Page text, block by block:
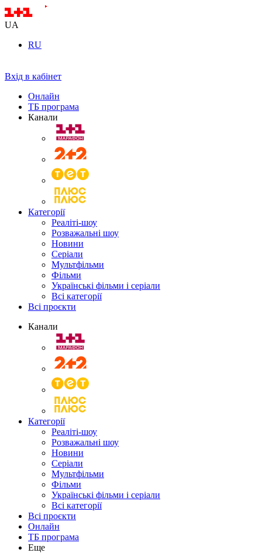
UA
RU
Вхід в кабінет
Онлайн
ТБ програма
Канали
Категорії
Реаліті-шоу
Розважальні шоу
Новини
Серіали
Мультфільми
Фільми
Українські фільми і серіали
Всі категорії
Всі проєкти
Канали
Категорії
Реаліті-шоу
Розважальні шоу
Новини
Серіали
Мультфільми
Фільми
Українські фільми і серіали
Всі категорії
Всі проєкти
Онлайн
ТБ програма
Еще